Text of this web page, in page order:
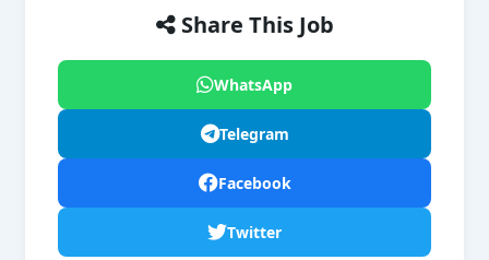
Share This Job
WhatsApp
Telegram
Facebook
Twitter